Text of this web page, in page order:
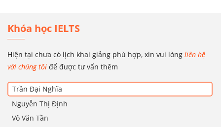
Khóa học IELTS
Hiện tại chưa có lịch khai giảng phù hợp, xin vui lòng liên hệ
với chúng tôi để được tư vấn thêm
Trần Đại Nghĩa
Nguyễn Thị Định
Võ Văn Tần